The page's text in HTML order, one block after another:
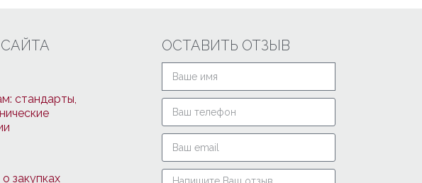
стандарты,
закупках
ОСТАВИТЬ ОТЗЫВ